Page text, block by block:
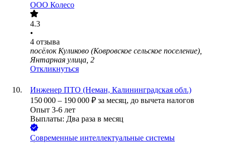
ООО Колесо
4.3
•
4 отзыва
посёлок Куликово (Ковровское сельское поселение),
Янтарная улица, 2
Откликнуться
Инженер ПТО (Неман, Калининградская обл.)
150 000 – 190 000 ₽ за месяц, до вычета налогов
Опыт 3-6 лет
Выплаты: Два раза в месяц
Современные интеллектуальные системы